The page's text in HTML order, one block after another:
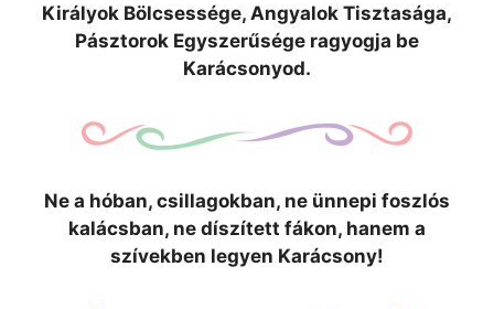
Királyok Bölcsessége, Angyalok Tisztasága,
Pásztorok Egyszerűsége ragyogja be
Karácsonyod.
Ne a hóban, csillagokban, ne ünnepi foszlós
kalácsban, ne díszített fákon, hanem a
szívekben legyen Karácsony!